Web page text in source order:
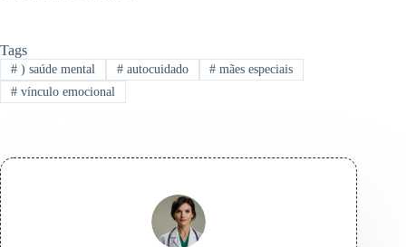
Tags
#) saúde mental #autocuidado # mães especiais
#vínculo emocional